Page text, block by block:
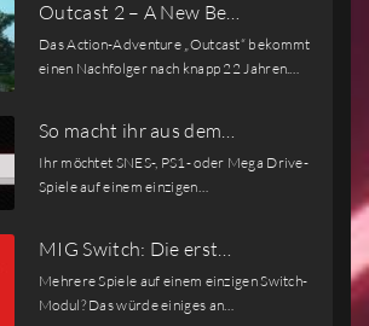
Outcast 2 – A New Be…
Das Action-Adventure „Outcast“ bekommt
einen Nachfolger nach knapp 22 Jahren.…
So macht ihr aus dem…
Ihr möchtet SNES-, PS1- oder Mega Drive-
Spiele auf einem einzigen…
MIG Switch: Die erst…
Mehrere Spiele auf einem einzigen Switch-
Modul? Das würde einiges an…